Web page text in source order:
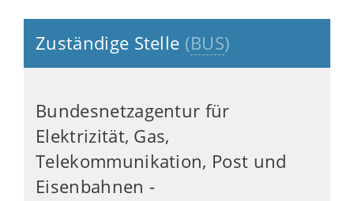
Zuständige Stelle (BUS)
Bundesnetzagentur für
Elektrizität, Gas,
Telekommunikation, Post und
Eisenbahnen -